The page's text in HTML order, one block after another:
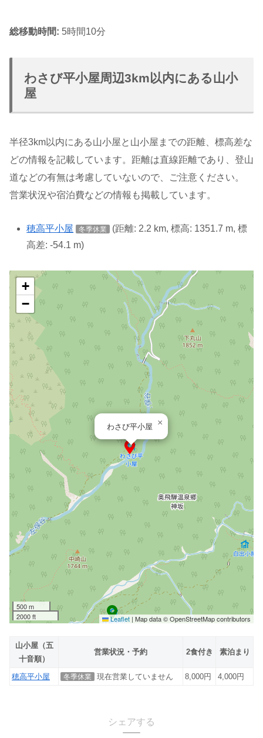
総移動時間: 5時間10分
わさび平小屋周辺3km以内にある山小
屋
半径3km以内にある山小屋と山小屋までの距離、標高差な
どの情報を記載しています。距離は直線距離であり、登山
道などの有無は考慮していないので、ご注意ください。
営業状況や宿泊費などの情報も掲載しています。
穂高平小屋 冬季休業
(距離: 2.2 km, 標高: 1351.7 m, 標
高差: -54.1 m)
わさび平小屋 ×
+
−
500 m
2000 ft
Leaflet | Map data © OpenStreetMap contributors
山小屋（五
十音順）
営業状況・予約 2食付き 素泊まり
穂高平小屋 冬季休業 現在営業していません 8,000円 4,000円
シェアする